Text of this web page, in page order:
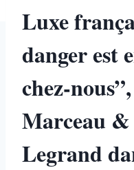
Luxe
danger est
chez-
Marceau
Legrand